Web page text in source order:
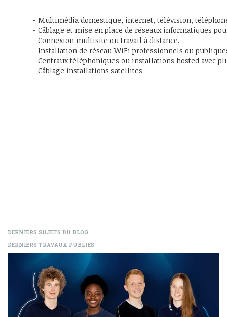
- Multimédia domestique, internet, télévision,
- Câblage et mise en place de réseaux informatiques
- Connexion multisite ou travail à distance,
- Installation de réseau WiFi professionnels ou
- Centraux téléphoniques ou installations hosted avec
- Câblage installations satellites
DERNIERS SUJETS DU BLOG
DERNIERS TRAVAUX PUBLIÉS